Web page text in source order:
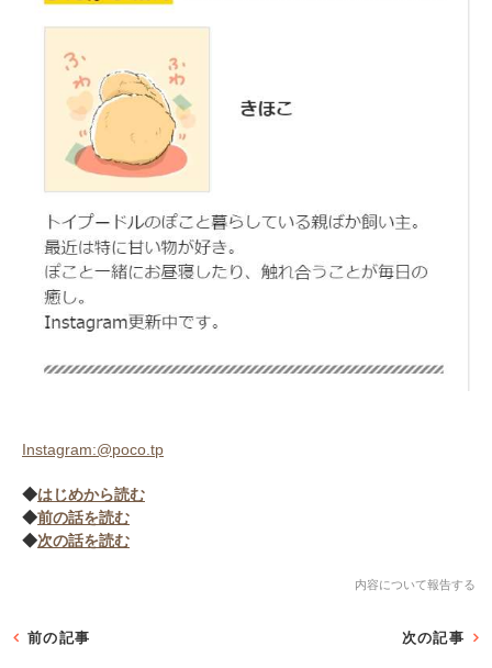
Instagram:@poco.tp
◆はじめから読む
◆前の話を読む
◆次の話を読む
内容について報告する
前の記事 次の記事